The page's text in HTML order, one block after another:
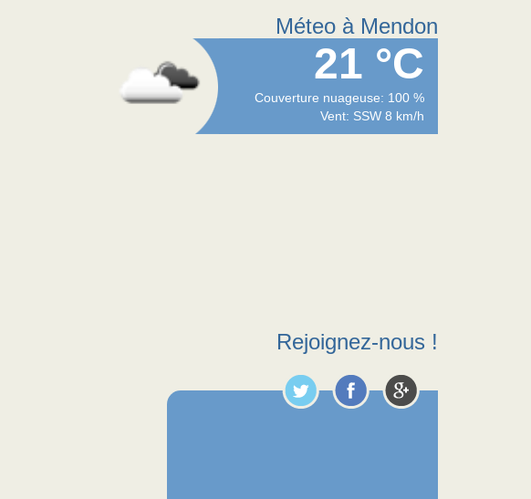
Méteo à Mendon
21 °C
Couverture nuageuse: 100 %
Vent: SSW 8 km/h
Rejoignez-nous !